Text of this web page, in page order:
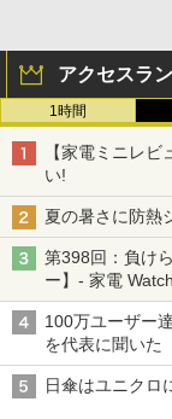
アクセスラ
1時間
【家電ミニレ
い!
夏の暑さに防
第398回：負け
ー】- 家電 Watch
100万ユーザー
を代表に聞いた
日傘はユニクロ